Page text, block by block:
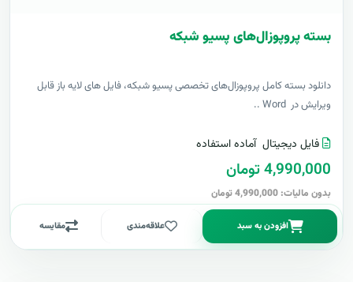
بسته پروپوزال‌های پسیو شبکه
دانلود بسته کامل پروپوزال‌های تخصصی پسیو شبکه، فایل های لایه باز قابل
ویرایش در Word ..
فایل دیجیتال آماده استفاده
4,990,000 تومان
بدون مالیات: 4,990,000 تومان
افزودن به سبد علاقه‌مندی مقایسه